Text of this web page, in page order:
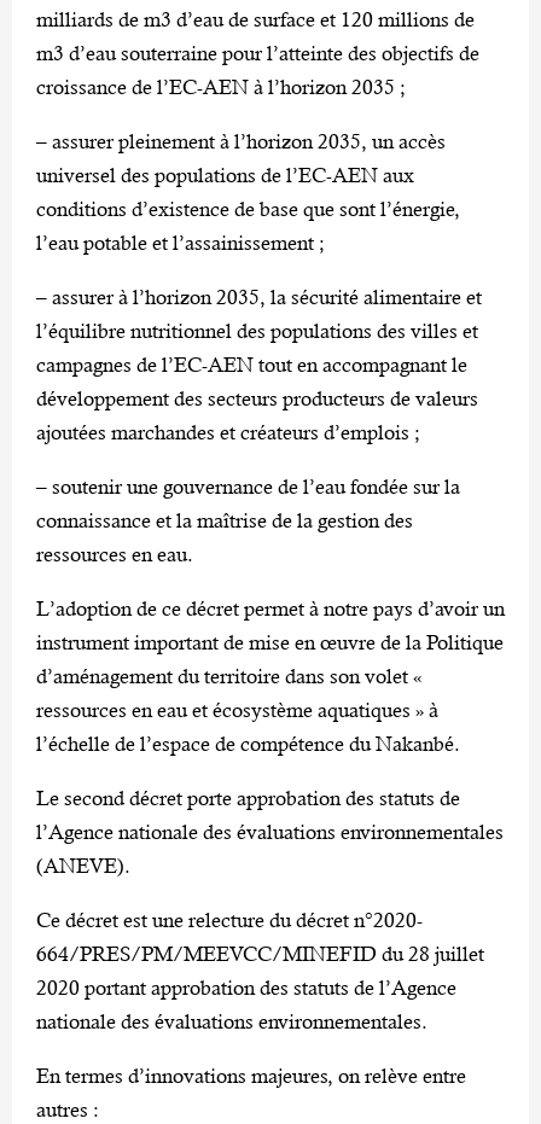
milliards de m3 d’eau de surface et 120 millions de
m3 d’eau souterraine pour l’atteinte des objectifs de
croissance de l’EC-AEN à l’horizon 2035 ;
– assurer pleinement à l’horizon 2035, un accès
universel des populations de l’EC-AEN aux
conditions d’existence de base que sont l’énergie,
l’eau potable et l’assainissement ;
– assurer à l’horizon 2035, la sécurité alimentaire et
l’équilibre nutritionnel des populations des villes et
campagnes de l’EC-AEN tout en accompagnant le
développement des secteurs producteurs de valeurs
ajoutées marchandes et créateurs d’emplois ;
– soutenir une gouvernance de l’eau fondée sur la
connaissance et la maîtrise de la gestion des
ressources en eau.
L’adoption de ce décret permet à notre pays d’avoir un
instrument important de mise en œuvre de la Politique
d’aménagement du territoire dans son volet «
ressources en eau et écosystème aquatiques » à
l’échelle de l’espace de compétence du Nakanbé.
Le second décret porte approbation des statuts de
l’Agence nationale des évaluations environnementales
(ANEVE).
Ce décret est une relecture du décret n°2020-
664/PRES/PM/MEEVCC/MINEFID du 28 juillet
2020 portant approbation des statuts de l’Agence
nationale des évaluations environnementales.
En termes d’innovations majeures, on relève entre
autres :